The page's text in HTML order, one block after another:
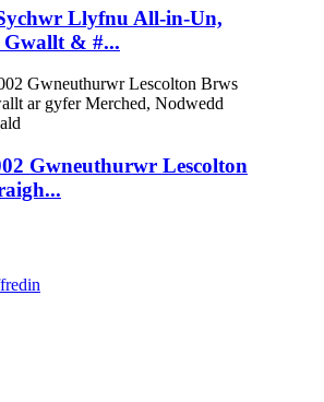
Llyfnu All-in-Un,
Gwallt & #...
Gwneuthurwr Lescolton